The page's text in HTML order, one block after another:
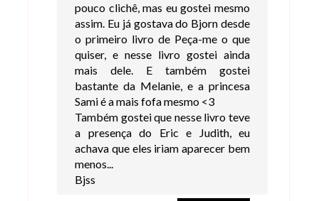
pouco clichê, mas eu gostei mesmo
assim. Eu já gostava do Bjorn desde
o primeiro livro de Peça-me o que
quiser, e nesse livro gostei ainda
mais dele. E também gostei
bastante da Melanie, e a princesa
Sami é a mais fofa mesmo <3
Também gostei que nesse livro teve
a presença do Eric e Judith, eu
achava que eles iriam aparecer bem
menos...
Bjss